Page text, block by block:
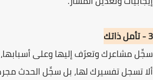
3 - تأمل ذاتك
سجِّل مشاعرك وتعرّف إليها وعلى
ألا تسجل تفسيرك لها، بل سجِّل الحدث